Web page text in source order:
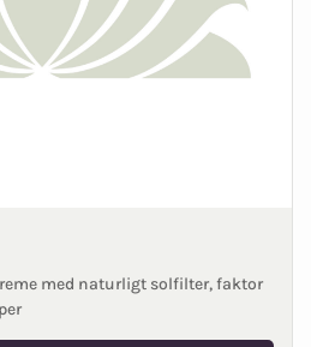
med naturligt solfilter, faktor